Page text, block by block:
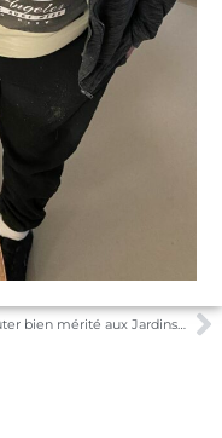
Un goûter bien mérité aux Jardins de Nassandres